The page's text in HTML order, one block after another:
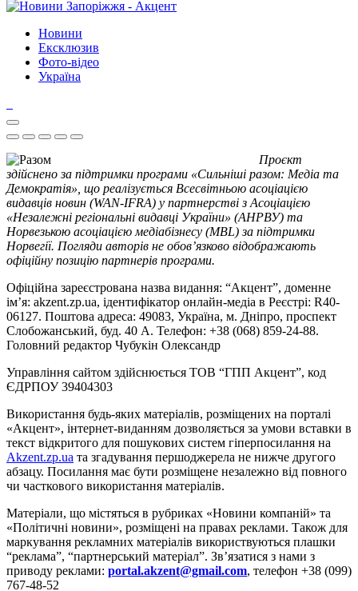
Новини
Ексклюзив
Фото-відео
Україна
Проєкт
здійснено за підтримки програми «Сильніші разом: Медіа та
Демократія», що реалізується Всесвітньою асоціацією
видавців новин (WAN-IFRA) у партнерстві з Асоціацією
«Незалежні регіональні видавці України» (АНРВУ) та
Норвезькою асоціацією медіабізнесу (MBL) за підтримки
Норвегії. Погляди авторів не обов’язково відображають
офіційну позицію партнерів програми.
Офіційна зареєстрована назва видання: “Акцент”, доменне
ім’я: akzent.zp.ua, ідентифікатор онлайн-медіа в Реєстрі: R40-
06127. Поштова адреса: 49083, Україна, м. Дніпро, проспект
Слобожанський, буд. 40 А. Телефон: +38 (068) 859-24-88.
Головний редактор Чубукін Олександр
Управління сайтом здійснюється ТОВ “ГПП Акцент”, код
ЄДРПОУ 39404303
Використання будь-яких матеріалів, розміщених на порталі
«Акцент», інтернет-виданням дозволяється за умови вставки в
текст відкритого для пошукових систем гіперпосилання на
Akzent.zp.ua та згадування першоджерела не нижче другого
абзацу. Посилання має бути розміщене незалежно від повного
чи часткового використання матеріалів.
Матеріали, що містяться в рубриках «Новини компаній» та
«Політичні новини», розміщені на правах реклами. Також для
маркування рекламних матеріалів використвуються плашки
“реклама”, “партнерський матеріал”. Зв’язатися з нами з
приводу реклами: portal.akzent@gmail.com, телефон +38 (099)
767-48-52